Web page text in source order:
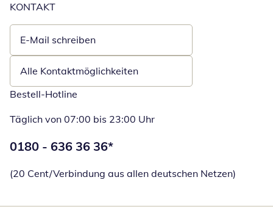
KONTAKT
E-Mail schreiben
Öffnet E-Mail-Client
Alle Kontaktmöglichkeiten
Bestell-Hotline
Täglich von 07:00 bis 23:00 Uhr
Telefonnummer:
0180 - 636 36 36*
(20 Cent/Verbindung aus allen deutschen Netzen)